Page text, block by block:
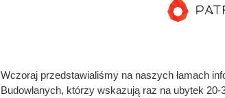
Wczoraj przedstawialiśmy na naszych łamach
Budowlanych, którzy wskazują raz na ubytek